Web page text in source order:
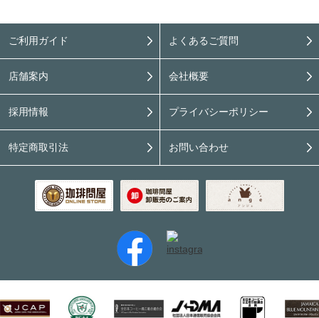
ご利用ガイド よくあるご質問
店舗案内 会社概要
採用情報 プライバシーポリシー
特定商取引法 お問い合わせ